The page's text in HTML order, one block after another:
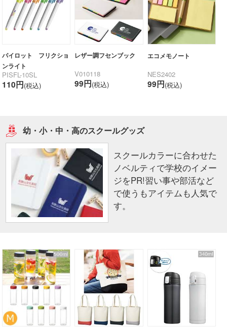
パイロット フリクショ
ンライト
PISFL-10SL
110円(税込)
レザー調フセンブック
V010118
99円(税込)
エコメモノート
NES2402
99円(税込)
幼・小・中・高のスクールグッズ
スクールカラーに合わせた
ノベルティで学校のイメー
ジをPR!習い事や部活など
で使うもアイテムも人気で
す。